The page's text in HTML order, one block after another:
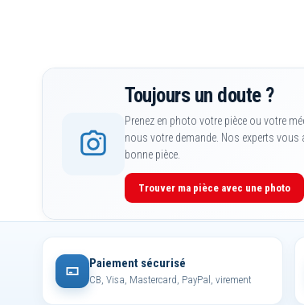
Toujours un doute ?
Prenez en photo votre pièce ou votre
nous votre demande. Nos experts vous
bonne pièce.
Trouver ma pièce avec une photo
Paiement sécurisé
CB, Visa, Mastercard, PayPal, virement